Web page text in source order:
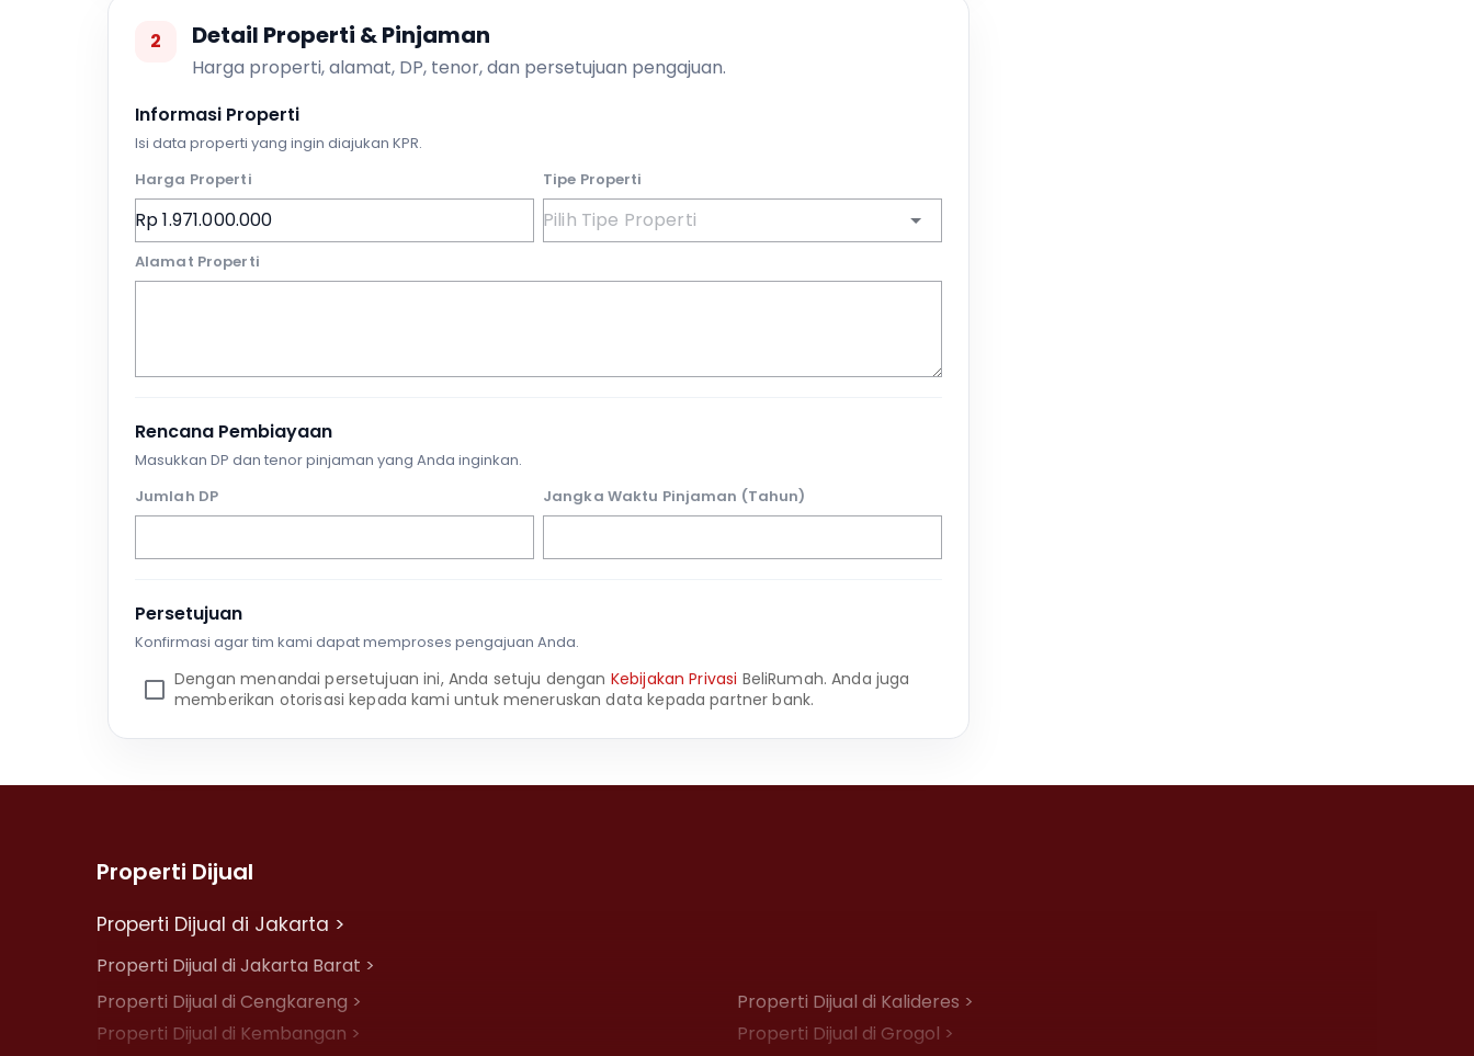
2 Detail Properti & Pinjaman
Harga properti, alamat, DP, tenor, dan persetujuan pengajuan.
Informasi Properti
Isi data properti yang ingin diajukan KPR.
Harga Properti
Tipe Properti
Alamat Properti
Rencana Pembiayaan
Masukkan DP dan tenor pinjaman yang Anda inginkan.
Jumlah DP
Jangka Waktu Pinjaman (Tahun)
Persetujuan
Konfirmasi agar tim kami dapat memproses pengajuan Anda.
Dengan menandai persetujuan ini, Anda setuju dengan Kebijakan Privasi BeliRumah. Anda juga
memberikan otorisasi kepada kami untuk meneruskan data kepada partner bank.
Properti Dijual
Properti Dijual di Jakarta >
Properti Dijual di Jakarta Barat >
Properti Dijual di Cengkareng >
Properti Dijual di Kalideres >
Properti Dijual di Kembangan >
Properti Dijual di Grogol >